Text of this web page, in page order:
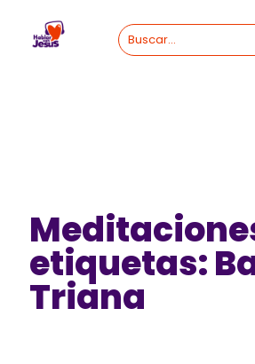
content
etiquetas:
Triana